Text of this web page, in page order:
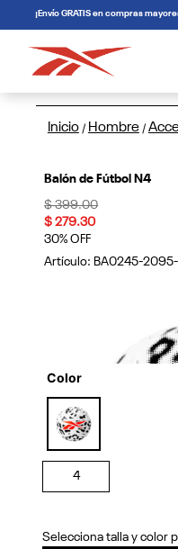
connectif¡Envío GRATIS en compras
Inicio / Hombre /
Balón de Fútbol N4
Price reduced from
$ 399.00to
$ 279.30
30% OFF
Artículo: BA0245-
Previous
Color
selected
4
Selecciona talla y color